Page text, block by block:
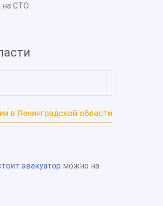
СТО.
в Ленинградской области
эвакуатор можно на